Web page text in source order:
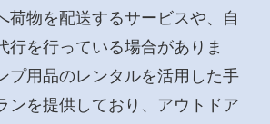
荷物を配送するサービスや、自
行を行っている場合がありま
プ用品のレンタルを活用した手
ンを提供しており、アウトドア